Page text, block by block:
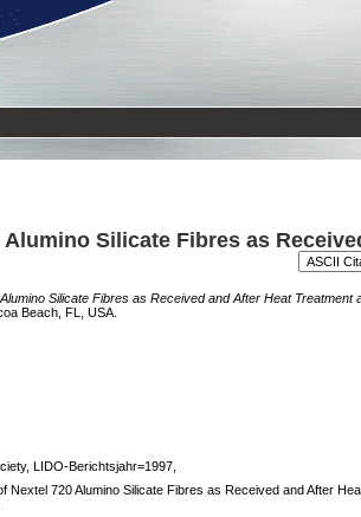
Silicate Fibres as
Silicate Fibres as Received and After Heat Treatment
Beach, FL, USA.
LIDO-Berichtsjahr=1997,
720 Alumino Silicate Fibres as Received and After